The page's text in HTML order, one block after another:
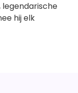
legendarische
hij elk